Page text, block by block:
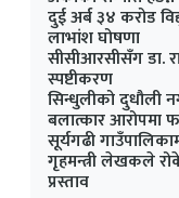
दुई अर्ब ३४ करोड
लाभांश घोषणा
सीसीआरसीसँग डा.
स्पष्टीकरण
सिन्धुलीको दुधौली
बलात्कार आरोपमा
सूर्यगढी
गृहमन्त्री लेखकले
प्रस्ताव